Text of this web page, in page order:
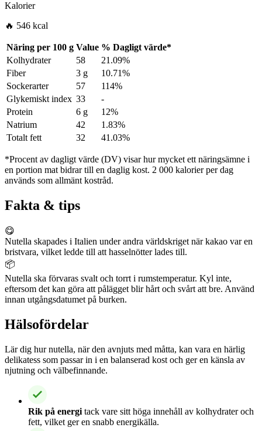
Kalorier
🔥 546 kcal
Näring per 100 g Value % Dagligt värde*
Kolhydrater
58
21.09%
Fiber
3 g
10.71%
Sockerarter
57
114%
Glykemiskt index 33
-
Protein
6 g
12%
Natrium
42
1.83%
Totalt fett
32 41.03%
*Procent av dagligt värde (DV) visar hur mycket ett näringsämne i
en portion mat bidrar till en daglig kost. 2 000 kalorier per dag
används som allmänt kostråd.
Fakta & tips
😋
Nutella skapades i Italien under andra världskriget när kakao var en
bristvara, vilket ledde till att hasselnötter lades till.
📦
Nutella ska förvaras svalt och torrt i rumstemperatur. Kyl inte,
eftersom det kan göra att pålägget blir hårt och svårt att bre. Använd
innan utgångsdatumet på burken.
Hälsofördelar
Lär dig hur nutella, när den avnjuts med måtta, kan vara en härlig
delikatess som passar in i en balanserad kost och ger en känsla av
njutning och välbefinnande.
Rik på energi tack vare sitt höga innehåll av kolhydrater och
fett, vilket ger en snabb energikälla.